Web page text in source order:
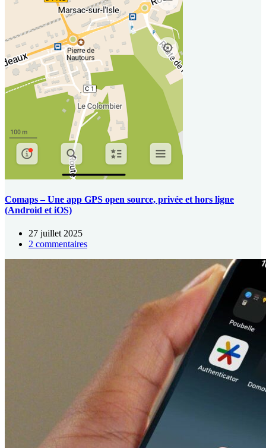
Comaps – Une app GPS open source, privée et hors ligne
(Android et iOS)
27 juillet 2025
2 commentaires